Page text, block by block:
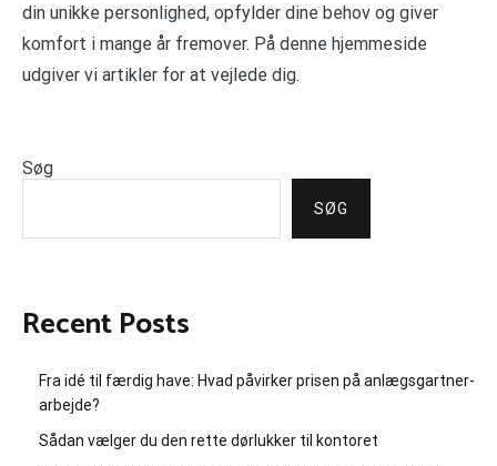
din unikke personlighed, opfylder dine behov og giver
komfort i mange år fremover. På denne hjemmeside
udgiver vi artikler for at vejlede dig.
Søg
SØG
Recent Posts
Fra idé til færdig have: Hvad påvirker prisen på anlægsgartner-
arbejde?
Sådan vælger du den rette dørlukker til kontoret